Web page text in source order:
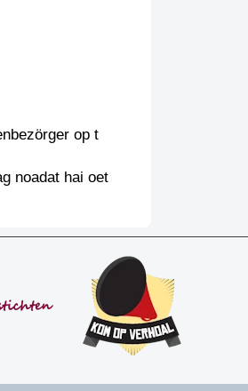
op t
noadat hai oet